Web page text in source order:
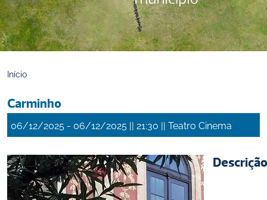
Início
Carminho
06/12/2025 - 06/12/2025 || 21:30 || Teatro Cinema
Descrição